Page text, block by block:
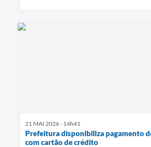
21 MAI 2026 - 14h41
Prefeitura disponibiliza pagamento
com cartão de crédito